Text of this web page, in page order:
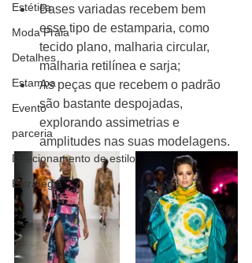
Estética
Moda Praia
Detalhes
Estampa
Evento
parceria
Direcionamento de estilo
Estratégia
Bases variadas recebem bem
esse tipo de estamparia, como
tecido plano, malharia circular,
malharia retilínea e sarja;
As peças que recebem o padrão
são bastante despojadas,
explorando assimetrias e
amplitudes nas suas modelagens.